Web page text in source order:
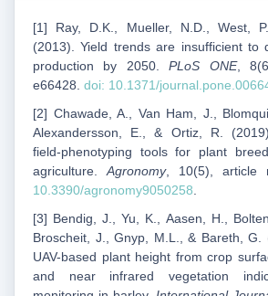
[1] Ray, D.K., Mueller, N.D., West,
(2013). Yield trends are insufficient to
production by 2050.PLoS ONE,
e66428. doi: 10.1371/
[2] Chawade, A., Van Ham, J.,
Alexandersson, E., & Ortiz, R.
field-phenotyping tools for plant
agriculture. Agronomy, 10(5), article
10.3390/agronomy9050258
[3] Bendig, J., Yu, K., Aasen, H.,
Broscheit, J., Gnyp, M.L., & Bareth, G.
UAV-based plant height from crop
and near infrared vegetation